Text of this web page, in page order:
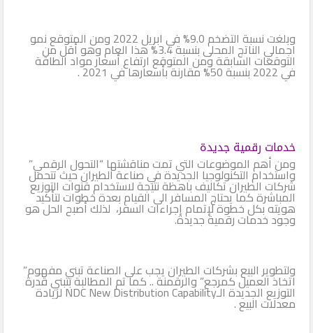
وبلغت نسبة التضخم 9.0% في ابريل 2022 ومن المتوقع نمو
اجمالي الناتج المحلى بنسبة 3.4% هذا العام وهو أقل من
التوقعات السابقة ومن المتوقع ارتفاع أسعار مواد الطاقة
في 2022 بنسبة 50% مقارنة بأسعارها في 2021 .
خدمات رقمية جديدة
ومن أهم الموضوعات التي تمت مناقشتها “التحول الرقمي”
واستخدام التكنولوجيا الجديدة في صناعة الطيران حيث تتحمل
شركات الطيران تكاليف باهظة نتيجة لاستخدام قنوات التوزيع
المباشرة كما يحتاج المسافر الى القيام بعدة خطوات لتأكيد
هويته بكل خطوة لإتمام إجراءات السفر، لذلك أصبح الحل هو
وجود خدمات رقمية جديدة.
ولتطوير البيع بشركات الطيران يجب على الصناعة تبني مفهوم”
اتخاذ العميل كمرجع” والرقمنة .. كما تم المطالبة بتبني قدرة
التوزيع الجديدة الـNDC New Distribution Capability لزيادة
معدلات البيع .